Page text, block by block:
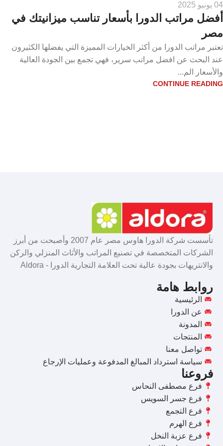
04 يونيو 2025
أفضل مراتب الدورا بأسعار تناسب ميزانيتك في
مصر
تعتبر مراتب الدورا من أكثر الخيارات المميزة التي يفضلها الكثيرون
عند البحث عن افضل مراتب سرير، فهي تجمع بين الجودة العالية
والأسعار الم...
CONTINUE READING
تأسست شركة الدورا هاوس مصر عام 2007 وأصبحت من أبرز
الشركات المتخصصة في تصنيع المراتب والأثاث المنزلي والركن
والانتريهات بجودة عالية تحت العلامة التجارية الدورا - Aldora
روابط هامة
الرئيسية
عن الدورا
المدونة
المنتجات
تواصل معنا
سياسة استرداد المبالغ المدفوعة وعمليات الإرجاع
فروعنا
فرع مصطفى النحاس
فرع جسر السويس
فرع التجمع
فرع الهرم
فرع عزبة النخل